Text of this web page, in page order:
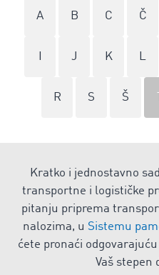
A B C Č
J K L
R S Š
Kratko i jednostavno
transportne i logističke
pitanju priprema
nalozima, u Sistemu
ćete pronaći
Vaš stepen